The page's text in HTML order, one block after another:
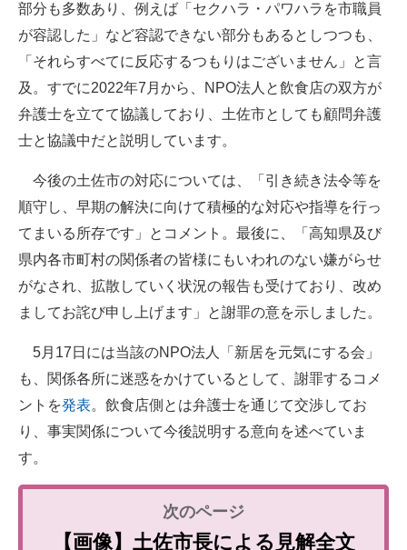
部分も多数あり、例えば「セクハラ・パワハラを市職員
が容認した」など容認できない部分もあるとしつつも、
「それらすべてに反応するつもりはございません」と言
及。すでに2022年7月から、NPO法人と飲食店の双方が
弁護士を立てて協議しており、土佐市としても顧問弁護
士と協議中だと説明しています。
今後の土佐市の対応については、「引き続き法令等を
順守し、早期の解決に向けて積極的な対応や指導を行っ
てまいる所存です」とコメント。最後に、「高知県及び
県内各市町村の関係者の皆様にもいわれのない嫌がらせ
がなされ、拡散していく状況の報告も受けており、改め
ましてお詫び申し上げます」と謝罪の意を示しました。
5月17日には当該のNPO法人「新居を元気にする会」
も、関係各所に迷惑をかけているとして、謝罪するコメ
ントを発表。飲食店側とは弁護士を通じて交渉してお
り、事実関係について今後説明する意向を述べていま
す。
【画像】土佐市長による見解全文